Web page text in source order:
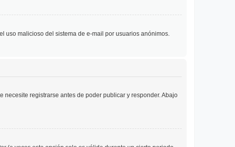
uso malicioso del sistema de e-mail por usuarios anónimos.
necesite registrarse antes de poder publicar y responder. Abajo